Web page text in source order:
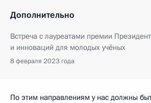
Дополнительно
Встреча с лауреатами премии
и инноваций для молодых учёных
8 февраля 2023 года
По этим направлениям у нас должны